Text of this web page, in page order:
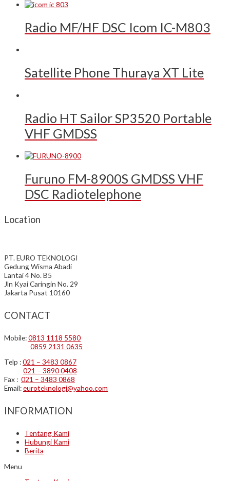
Radio MF/HF DSC Icom IC-M803
Satellite Phone Thuraya XT Lite
Radio HT Sailor SP3520 Portable
VHF GMDSS
Furuno FM-8900S GMDSS VHF
DSC Radiotelephone
Location
PT. EURO TEKNOLOGI
Gedung Wisma Abadi
Lantai 4 No. B5
Jln Kyai Caringin No. 29
Jakarta Pusat 10160
CONTACT
Mobile:0813 1118 5580
0859 2131 0635
Telp :021 – 3483 0867
021 – 3890 0408
Fax : 021 – 3483 0868
Email:euroteknologi@yahoo.com
INFORMATION
Tentang Kami
Hubungi Kami
Berita
Menu